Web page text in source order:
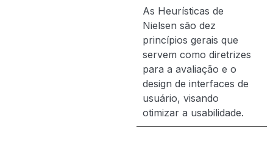
As Heurísticas de
Nielsen são dez
princípios gerais que
servem como diretrizes
para a avaliação e o
design de interfaces de
usuário, visando
otimizar a usabilidade.